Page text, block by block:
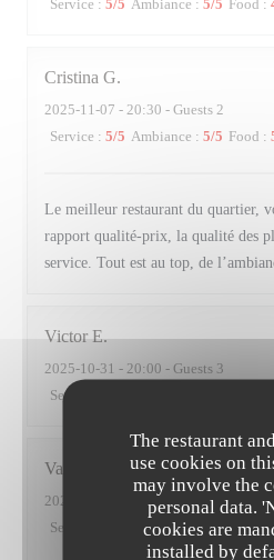
The restaurant
use cookies on
may involve the
personal data.
cookies are
installed by
Service : 5/5 Ambiance : 5/5 Food :
Cristina G
2025-11-07 - 20:30 - Guests 2
Service : 5/5 Ambiance : 5/5 Food :
Le meilleur restaurant du quartier,
rapport qualité-prix, la qualité des
service. Tout est au top, de
Victor E
2025-10-31 - 20:00 - Guests 3
Service
Valerie
2025-10-25
- 19:30 - Guests 5
Service
Ambiance: 3/5 Food: